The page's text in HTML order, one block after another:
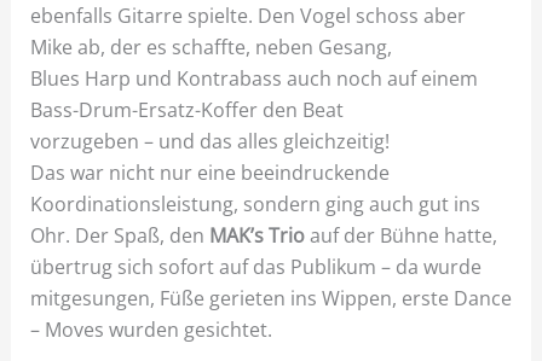
ebenfalls Gitarre spielte. Den Vogel schoss aber
Mike ab, der es schaffte, neben Gesang,
Blues Harp und Kontrabass auch noch auf einem
Bass-Drum-Ersatz-Koffer den Beat
vorzugeben – und das alles gleichzeitig!
Das war nicht nur eine beeindruckende
Koordinationsleistung, sondern ging auch gut ins
Ohr. Der Spaß, den MAK’s Trioauf der Bühne hatte,
übertrug sich sofort auf das Publikum – da wurde
mitgesungen, Füße gerieten ins Wippen, erste Dance
– Moves wurden gesichtet.